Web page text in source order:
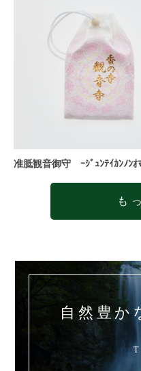
准胝観音御守 ｰｼﾞｭﾝﾃｲｶﾝﾉﾝｵ
も
自然豊か